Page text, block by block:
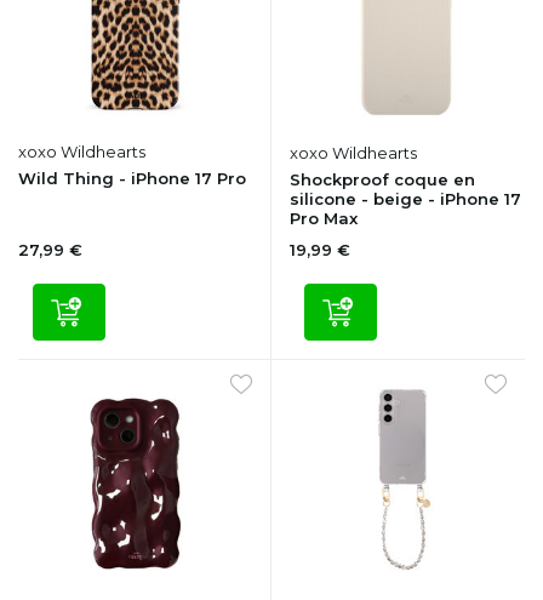
xoxo Wildhearts
Wild Thing - iPhone 17 Pro
27,99 €
xoxo Wildhearts
Shockproof coque en
silicone - beige - iPhone 17
Pro Max
19,99 €